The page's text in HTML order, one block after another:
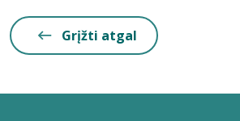
Grįžti atgal